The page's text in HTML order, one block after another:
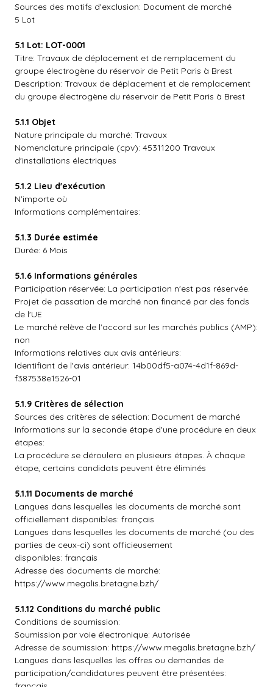
Sources des motifs d'exclusion: Document de marché
5 Lot
5.1 Lot: LOT-0001
Titre: Travaux de déplacement et de remplacement du
groupe électrogène du réservoir de Petit Paris à Brest
Description: Travaux de déplacement et de remplacement
du groupe électrogène du réservoir de Petit Paris à Brest
5.1.1 Objet
Nature principale du marché: Travaux
Nomenclature principale (cpv): 45311200 Travaux
d'installations électriques
5.1.2 Lieu d'exécution
N'importe où
Informations complémentaires:
5.1.3 Durée estimée
Durée: 6 Mois
5.1.6 Informations générales
Participation réservée: La participation n'est pas réservée.
Projet de passation de marché non financé par des fonds
de l'UE
Le marché relève de l'accord sur les marchés publics (AMP):
non
Informations relatives aux avis antérieurs:
Identifiant de l'avis antérieur: 14b00df5-a074-4d1f-869d-
f387538e1526-01
5.1.9 Critères de sélection
Sources des critères de sélection: Document de marché
Informations sur la seconde étape d'une procédure en deux
étapes:
La procédure se déroulera en plusieurs étapes. À chaque
étape, certains candidats peuvent être éliminés
5.1.11 Documents de marché
Langues dans lesquelles les documents de marché sont
officiellement disponibles: français
Langues dans lesquelles les documents de marché (ou des
parties de ceux-ci) sont officieusement
disponibles: français
Adresse des documents de marché:
https://www.megalis.bretagne.bzh/
5.1.12 Conditions du marché public
Conditions de soumission:
Soumission par voie électronique: Autorisée
Adresse de soumission: https://www.megalis.bretagne.bzh/
Langues dans lesquelles les offres ou demandes de
participation/candidatures peuvent être présentées: